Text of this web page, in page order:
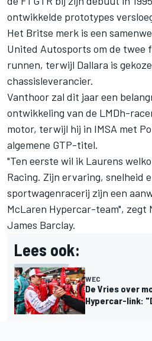
ontwikkelde prototypes
Het Britse merk is een
United Autosports om de twee
runnen, terwijl Dallara is
chassisleverancier.
Vanthoor zal dit jaar een
ontwikkeling van de LMDh-
motor, terwijl hij in IMSA met
algemene GTP-titel.
"Ten eerste wil ik Laurens
Racing. Zijn ervaring, snelheid
sportwagenracerij zijn een
McLaren Hypercar-team", zegt
James Barclay.
Lees ook:
WEC
De Vries over
Hypercar-link: